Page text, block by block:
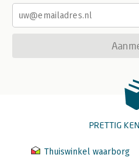
PRETTIG
Thuiswinkel waarborg